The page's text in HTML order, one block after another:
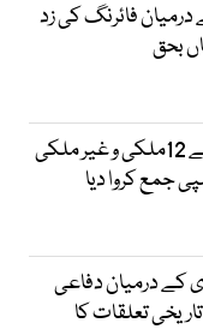
درمیان فائرنگ کی زد
فیسکو کی نجکاری کیلیے 12ملکی و غیر ملکی
جمع کروا دیا
کے درمیان دفاعی
تعلقات کا